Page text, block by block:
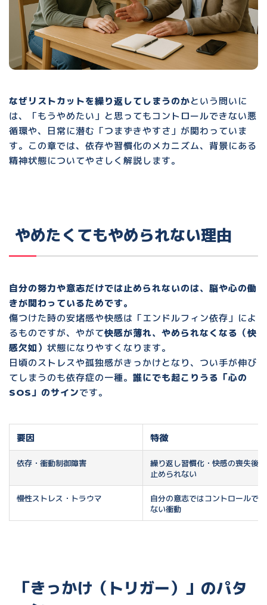
なぜリストカットを繰り返してしまうのかという問いに
は、「もうやめたい」と思ってもコントロールできない悪
循環や、日常に潜む「つまずきやすさ」が関わっていま
す。この章では、依存や習慣化のメカニズム、背景にある
精神状態についてやさしく解説します。
やめたくてもやめられない理由
自分の努力や意志だけでは止められないのは、 脳や心の働
きが関わっているためです。
傷つけた時の安堵感や快感は「エンドルフィン依存」によ
るものですが、やがて快感が薄れ、やめられなくなる（快
感欠如） 状態になりやすくなります。
日頃のストレスや孤独感がきっかけとなり、 つい手が伸び
てしまう のも依存症の一種。 誰にでも起こりうる「心の
SOS」のサインです。
要因 特徴
依存・衝動制御障害
繰り返し習慣化・快感の喪失後も
止められない
慢性ストレス・トラウマ
自分の意志ではコントロールでき
ない衝動
「きっかけ（トリガー）」のパタ